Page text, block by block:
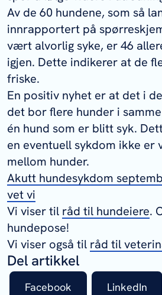
Av de 60 hundene, som så
innrapportert på
vært alvorlig syke, er 46
igjen. Dette indikerer at de
friske.
En positiv nyhet er at det i
det bor flere hunder i
én hund som er blitt syk.
en eventuell sykdom ikke er
mellom hunder.
Akutt hundesykdom
vet vi
Vi viser til råd til hundeiere.
hundepose!
Vi viser også til råd til
Del artikkel
Facebook LinkedIn